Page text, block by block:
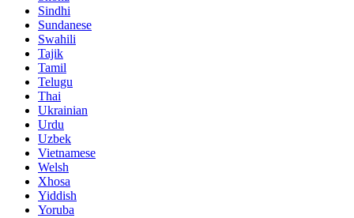
Sindhi
Sundanese
Swahili
Tajik
Tamil
Telugu
Thai
Ukrainian
Urdu
Uzbek
Vietnamese
Welsh
Xhosa
Yiddish
Yoruba